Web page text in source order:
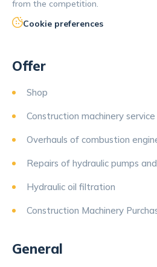
from the competition.
Cookie preferences
Offer
Shop
Construction machinery service
Overhauls of combustion
Repairs of hydraulic pumps
Hydraulic oil filtration
Construction Machinery
General